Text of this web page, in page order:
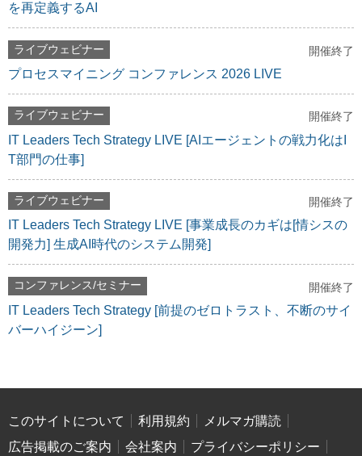
を再定義するAI
ライブウェビナー 開催終了
プロセスマイニング コンファレンス 2026 LIVE
ライブウェビナー 開催終了
IT Leaders Tech Strategy LIVE [AIエージェントの戦力化はI
T部門の仕事]
ライブウェビナー 開催終了
IT Leaders Tech Strategy LIVE [事業成長のカギは[情シスの
開発力] 生成AI時代のシステム開発]
コンファレンス/セミナー 開催終了
IT Leaders Tech Strategy [前提のゼロトラスト、不断のサイ
バーハイジーン]
このサイトについて 利用規約
メルマガ購読
広告掲載のご案内
会社案内
プライバシーポリシー